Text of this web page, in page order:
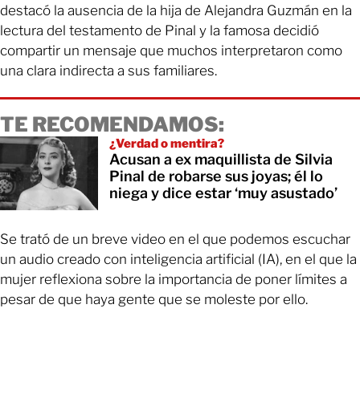
destacó la ausencia de la hija de Alejandra Guzmán en la
lectura del testamento de Pinal y la famosa decidió
compartir un mensaje que muchos interpretaron como
una clara indirecta a sus familiares.
TE RECOMENDAMOS:
¿Verdad o mentira?
Acusan a ex maquillista de Silvia
Pinal de robarse sus joyas; él lo
niega y dice estar ‘muy asustado’
Se trató de un breve video en el que podemos escuchar
un audio creado con inteligencia artificial (IA), en el que la
mujer reflexiona sobre la importancia de poner límites a
pesar de que haya gente que se moleste por ello.